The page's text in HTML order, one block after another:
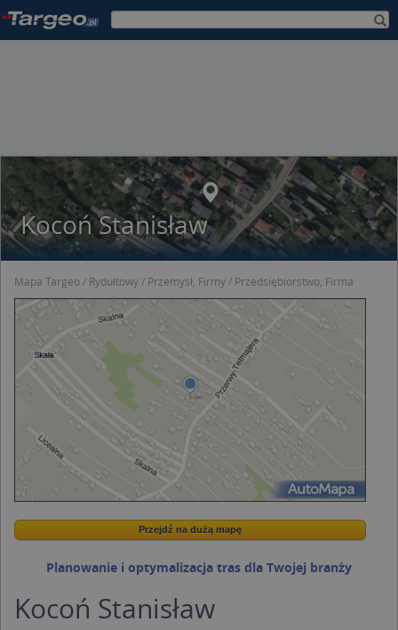
Kocoń Stanisław
Mapa Targeo Rydułtowy Przemysł, Firmy Przedsiębiorstwo, Firma
Wstaw tę mapkę na swoją stronę
Przejdź na dużą mapę
Przejdź na dużą mapę
Planowanie i optymalizacja tras dla Twojej branży
Kocoń Stanisław